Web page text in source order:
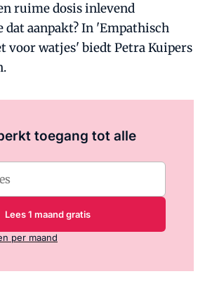
ruime dosis inlevend
dat aanpakt? In 'Empathisch
voor watjes' biedt Petra Kuipers
toegang tot alle
Lees 1 maand gratis
per maand